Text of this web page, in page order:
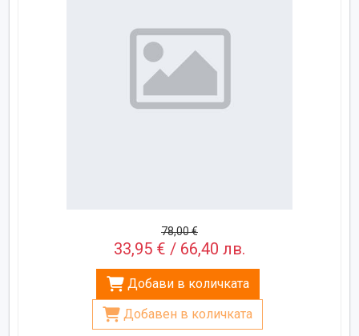
78,00 €
33,95 € / 66,40 лв.
Добави в количката
Добавен в количката